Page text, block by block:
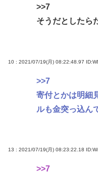
>>7
そうだとしたら
10 : 2021/07/19(月) 08:22:48.97
>>7
寄付とかは明細
ルも金突っ込ん
13 : 2021/07/19(月) 08:23:22.18
>>7